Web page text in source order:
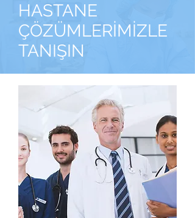
HASTANE
ÇÖZÜMLERİMİZLE
TANIŞIN